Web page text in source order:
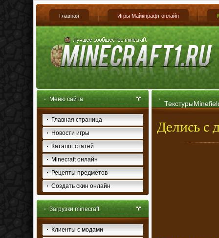
Главная Игры Майкнрафт онлайн
Меню сайта
Главная страница
Новости игры
Каталог статей
Minecraft онлайн
Рецепты предметов
Создать скин онлайн
Загрузки minecraft
Клиенты с модами